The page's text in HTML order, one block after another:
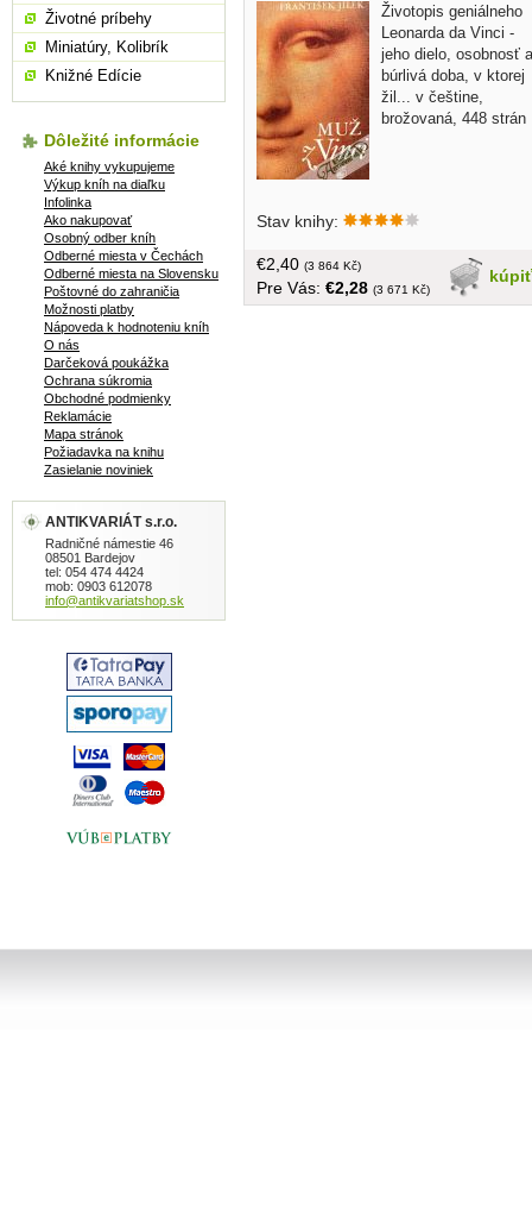
Životopis geniálneho
Leonarda da Vinci -
jeho dielo, osobnosť a
búrlivá doba, v ktorej
žil... v češtine,
brožovaná, 448 strán
Stav knihy:
kúpiť
€2,40 (3 864 Kč)
Pre Vás: €2,28 (3 671 Kč)
Životné príbehy
Miniatúry, Kolibrík
Knižné Edície
Dôležité informácie
Aké knihy vykupujeme
Výkup kníh na diaľku
Infolinka
Ako nakupovať
Osobný odber kníh
Odberné miesta v Čechách
Odberné miesta na Slovensku
Poštovné do zahraničia
Možnosti platby
Nápoveda k hodnoteniu kníh
O nás
Darčeková poukážka
Ochrana súkromia
Obchodné podmienky
Reklamácie
Mapa stránok
Požiadavka na knihu
Zasielanie noviniek
ANTIKVARIÁT s.r.o.
Radničné námestie 46
08501 Bardejov
tel: 054 474 4424
mob: 0903 612078
info@antikvariatshop.sk